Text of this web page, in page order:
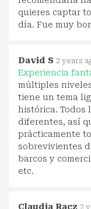
quieres captar
día. Fue muy
David S 2 years
Experiencia
múltiples
tiene un tema
histórica. Todos
diferentes, así
prácticamente
sobrevivientes
barcos y
etc.
Claudia Racz